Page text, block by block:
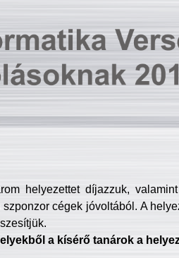
helyezettet díjazzuk,
cégek jóvoltából. A
a kísérő tanárok a